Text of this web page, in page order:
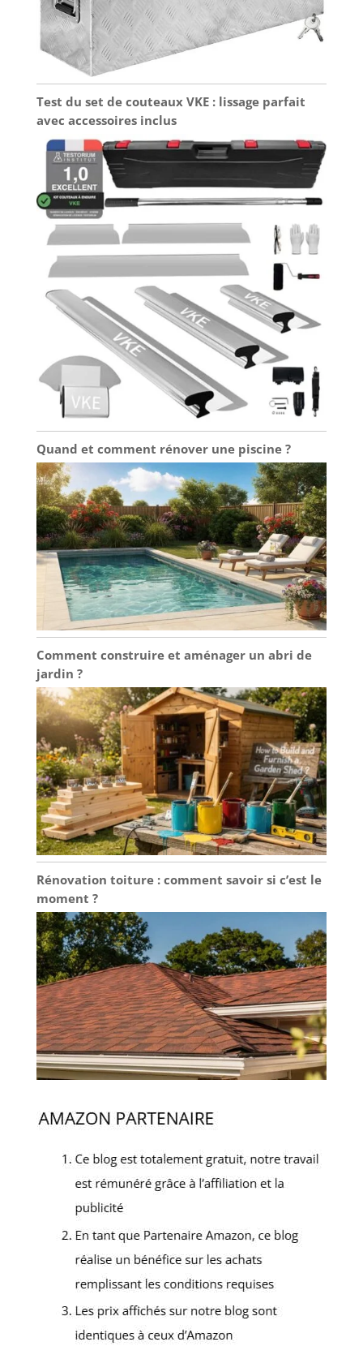
Test du set de couteaux VKE : lissage parfait
avec accessoires inclus
Quand et comment rénover une piscine ?
Comment construire et aménager un abri de
jardin ?
Rénovation toiture : comment savoir si c’est le
moment ?